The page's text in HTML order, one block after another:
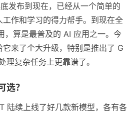
发布到现在，已经从一个简单的
作和学习的得力帮手。到现在全
，算是最普及的 AI 应用之一。今
来了个大升级，特别是推出了 G
理复杂任务上更靠谱了。
选？
陆续上线了好几款新模型，各有各